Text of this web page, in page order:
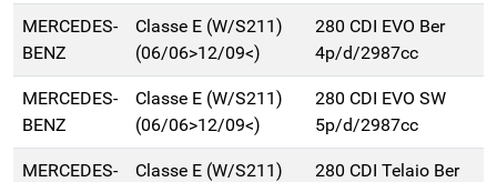
MERCEDES-
BENZ
Classe E (W/S211)
(06/06>12/09<)
280 CDI EVO Ber
4p/d/2987cc
MERCEDES-
BENZ
Classe E (W/S211)
(06/06>12/09<)
280 CDI EVO SW
5p/d/2987cc
MERCEDES-
Classe E (W/S211)
280 CDI Telaio Ber